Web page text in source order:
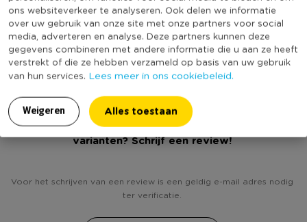
ons websiteverkeer te analyseren. Ook delen we informatie
over uw gebruik van onze site met onze partners voor social
media, adverteren en analyse. Deze partners kunnen deze
gegevens combineren met andere informatie die u aan ze heeft
verstrekt of die ze hebben verzameld op basis van uw gebruik
van hun services. Lees meer in ons cookiebeleid.
Weigeren Alles toestaan
variant uitkiezen? Ga dan naar de Xenos winkel bij jou in de
buurt!
Contactgegevens
Xenos B.V, Schutweg 8, 5145NP Waalwijk, Nederland
www.xenos.nl/klantenservice
Producthoogte (cm)
17
Kleur
Multikleur
Duurzaamheidsscore
(Nog) geen score
bekend
Heb jij Velvet haas met oortjes ø8.5x17 cm - diverse
varianten? Schrijf een review!
Voor het schrijven van een review is een geldig e-mail adres nodig
ter verificatie.